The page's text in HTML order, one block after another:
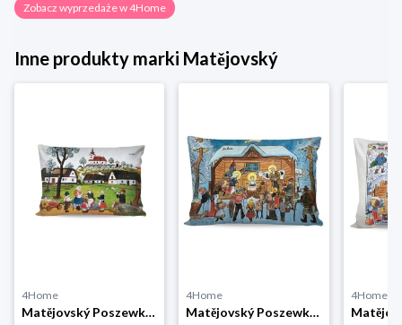
Zobacz wyprzedaże w 4Home
Inne produkty marki Matějovský
4Home
Matějovský Poszewka na poduszkę Deluxe Josef Lada Wiosna na wsi, 33 x 50 cm
4Home
Matějovský Poszewka na poduszkę Deluxe Josef Lada Stajenka w zimie, 33 x 50 cm
4Home